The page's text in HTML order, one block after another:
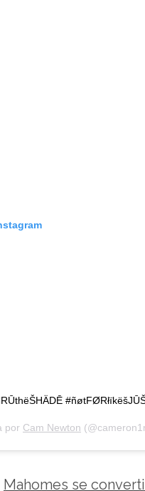
por Cam Newton
Mahomes se